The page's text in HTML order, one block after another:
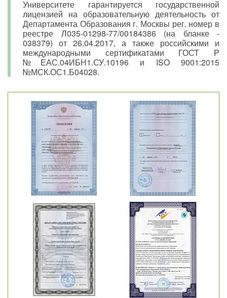
Университете гарантируется государственной
лицензией на образовательную деятельность от
Департамента Образования г. Москвы рег. номер в
реестре Л035-01298-77/00184386 (на бланке -
038379) от 26.04.2017, а также российскими и
международными сертификатами ГОСТ Р
№ЕАС.04ИБН1.СУ.10196 и ISO 9001:2015
№МСК.ОС1.Б04028.